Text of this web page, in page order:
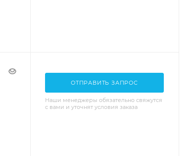
ОТПРАВИТЬ ЗАПРОС
Наши менеджеры обязательно свяжутся
с вами и уточнят условия заказа